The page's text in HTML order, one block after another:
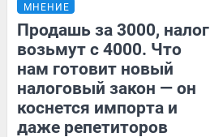
МНЕНИЕ
Продашь за 3000, налог
возьмут с 4000. Что
нам готовит новый
налоговый закон — он
коснется импорта и
даже репетиторов